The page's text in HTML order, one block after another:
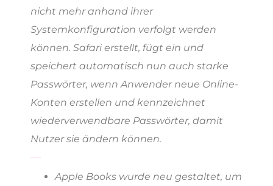
nicht mehr anhand ihrer
Systemkonfiguration verfolgt werden
können. Safari erstellt, fügt ein und
speichert automatisch nun auch starke
Passwörter, wenn Anwender neue Online-
Konten erstellen und kennzeichnet
wiederverwendbare Passwörter, damit
Nutzer sie ändern können.
Apple Books wurde neu gestaltet, um